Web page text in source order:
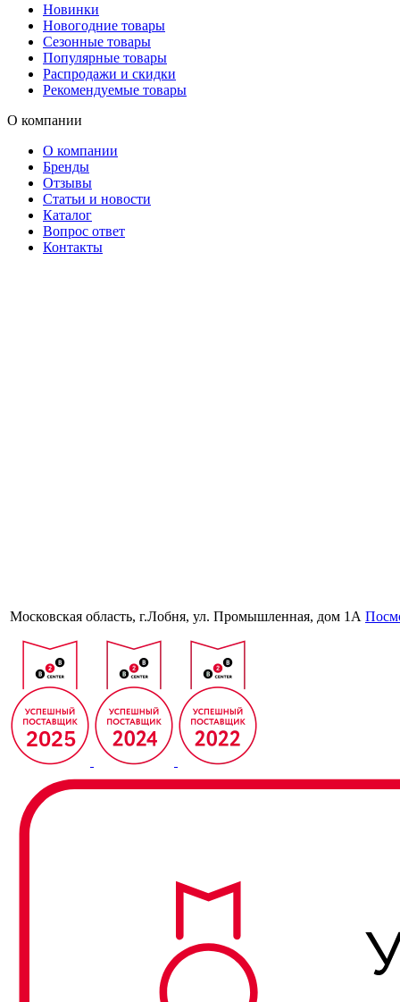
Новинки
Новогодние товары
Сезонные товары
Популярные товары
Распродажи и скидки
Рекомендуемые товары
О компании
О компании
Бренды
Отзывы
Статьи и новости
Каталог
Вопрос ответ
Контакты
Московская область, г.Лобня, ул. Промышленная, дом 1А